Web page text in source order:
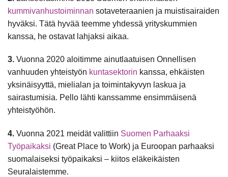
kummivanhustoiminnan sotaveteraanien ja muistisairaiden
hyväksi. Tätä hyvää teemme yhdessä yrityskummien
kanssa, he ostavat lahjaksi aikaa.
3. Vuonna 2020 aloitimme ainutlaatuisen Onnellisen
vanhuuden yhteistyön kuntasektorin kanssa, ehkäisten
yksinäisyyttä, mielialan ja toimintakyvyn laskua ja
sairastumisia. Pello lähti kanssamme ensimmäisenä
yhteistyöhön.
4. Vuonna 2021 meidät valittiin Suomen Parhaaksi
Työpaikaksi (Great Place to Work) ja Euroopan parhaaksi
suomalaiseksi työpaikaksi – kiitos eläkeikäisten
Seuralaistemme.